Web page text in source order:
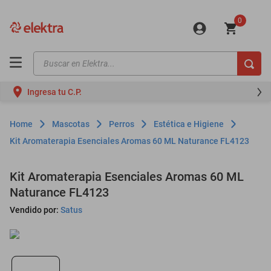
0
Buscar en Elektra...
Ingresa tu C.P.
Mascotas Perros
Estética e Higiene
Kit Aromaterapia Esenciales Aromas 60 ML Naturance FL4123
Kit Aromaterapia Esenciales Aromas 60 ML
Naturance FL4123
Vendido por: Satus
motos
moto
celulares
refrigeradores
lavadoras